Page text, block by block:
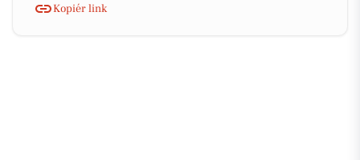
Kopiér link